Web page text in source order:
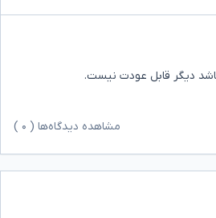
دیگر قابل عودت نیست.
مشاهده دیدگاه‌ها ( ۰